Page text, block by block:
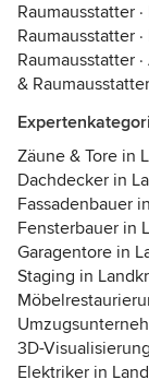
Raumausstatter ·
Raumausstatter ·
Raumausstatter ·
& Raumausstatter
Zäune & Tore in
Dachdecker in
Fassadenbauer
Fensterbauer in
Garagentore in
Staging in
3D-
Elektriker in